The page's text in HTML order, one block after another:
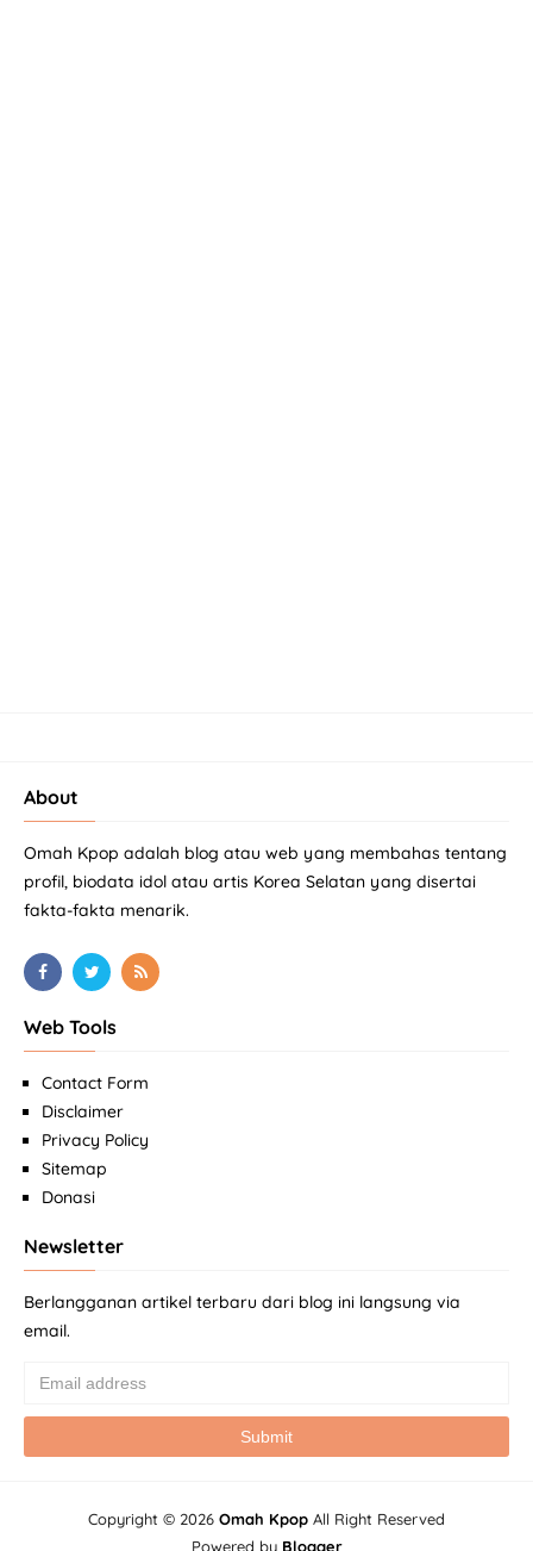
About
Omah Kpop adalah blog atau web yang membahas tentang
profil, biodata idol atau artis Korea Selatan yang disertai
fakta-fakta menarik.
Web Tools
Contact Form
Disclaimer
Privacy Policy
Sitemap
Donasi
Newsletter
Berlangganan artikel terbaru dari blog ini langsung via
email.
Copyright © 2026 Omah Kpop All Right Reserved
Powered by Blogger